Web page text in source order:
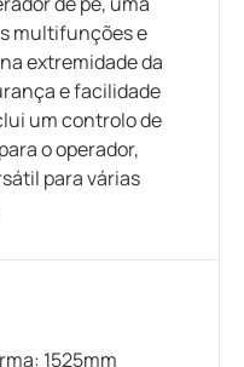
multifunções e
extremidade da
e facilidade
um controlo de
o operador,
para várias
1525mm